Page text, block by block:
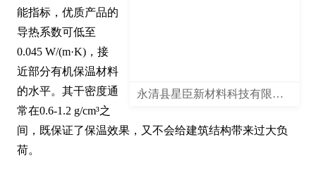
永清县星臣新材料科技有限公司
能指标，优质产品的
导热系数可低至
0.045 W/(m·K)，接
近部分有机保温材料
的水平。其干密度通
常在0.6-1.2 g/cm³之
间，既保证了保温效果，又不会给建筑结构带来过大负
荷。